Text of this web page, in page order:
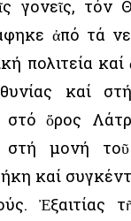
γονεῖς,
ἀπό τά
πολιτεία
καί
στό ὄρος
στή μονή
καί
Ἐξαιτίας